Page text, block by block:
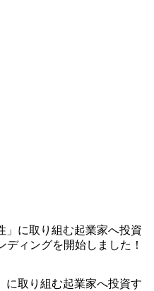
に取り組む起業家へ投資す